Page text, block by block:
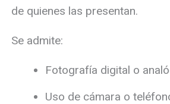
de quienes las presentan.
Se admite:
Fotografía digital o
Uso de cámara o